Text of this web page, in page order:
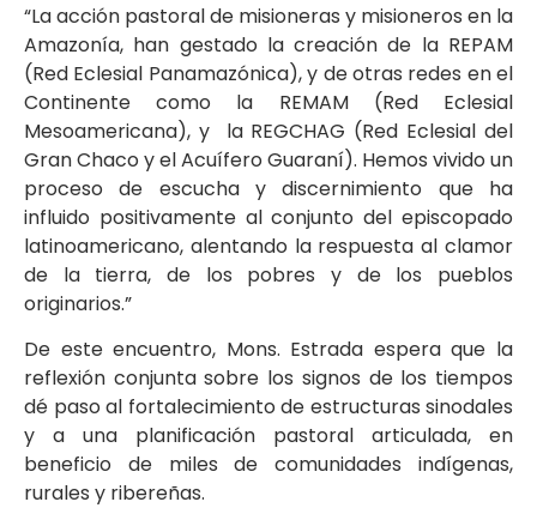
“La acción pastoral de misioneras y misioneros en la
Amazonía, han gestado la creación de la REPAM
(Red Eclesial Panamazónica), y de otras redes en el
Continente como la REMAM (Red Eclesial
Mesoamericana), y la REGCHAG (Red Eclesial del
Gran Chaco y el Acuífero Guaraní). Hemos vivido un
proceso de escucha y discernimiento que ha
influido positivamente al conjunto del episcopado
latinoamericano, alentando la respuesta al clamor
de la tierra, de los pobres y de los pueblos
originarios.”
De este encuentro, Mons. Estrada espera que la
reflexión conjunta sobre los signos de los tiempos
dé paso al fortalecimiento de estructuras sinodales
y a una planificación pastoral articulada, en
beneficio de miles de comunidades indígenas,
rurales y ribereñas.